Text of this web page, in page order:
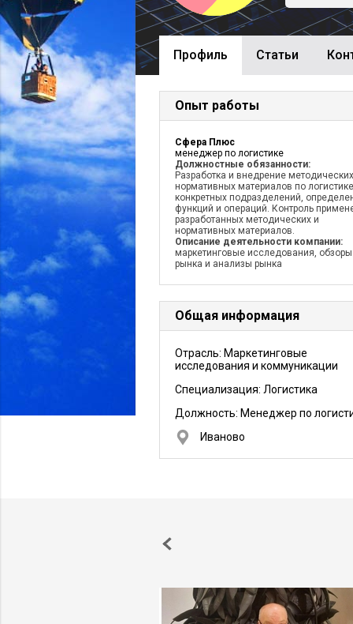
Профиль Cтатьи
Опыт работы
Сфера Плюс
менеджер по логистике
Должностные обязанности:
Разработка и внедрение
нормативных материалов по
конкретных подразделений,
функций и операций. Контроль
разработанных методических и
нормативных материалов.
Описание деятельности компании:
маркетинговые исследования, обзоры
рынка и анализы рынка
Общая информация
Отрасль: Маркетинговые
исследования и коммуникации
Специализация: Логистика
Должность: Менеджер по
Иваново